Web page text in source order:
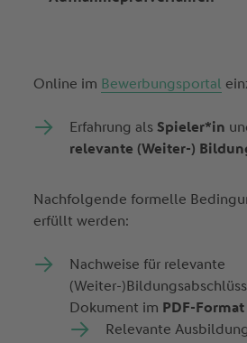
Online im Bewerbungsportal
Erfahrung alsSpieler*in
relevante (Weiter-)
Nachfolgende formelle
erfüllt werden:
Nachweise für relevante
(Weiter-
Dokument im PDF-Format
Relevante